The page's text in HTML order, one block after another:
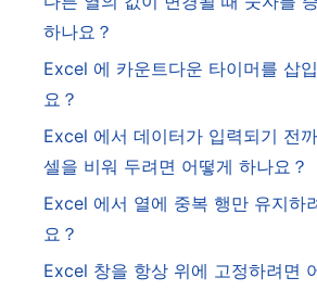
하나요？
Excel 에 카운트다운 타이머를 삽
요？
Excel 에서 데이터가 입력되기 전
셀을 비워 두려면 어떻게 하나요？
Excel 에서 열에 중복 행만 유지하
요？
Excel 창을 항상 위에 고정하려면